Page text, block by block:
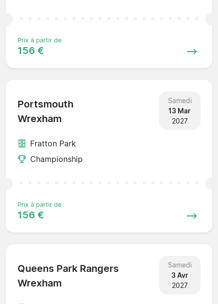
Prix à partir de
156 €
Portsmouth
Wrexham
Samedi
13 Mar
2027
Fratton Park
Championship
Prix à partir de
156 €
Queens Park Rangers
Wrexham
Samedi
3 Avr
2027